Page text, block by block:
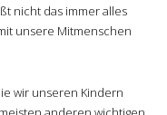
nicht das immer alles
unsere Mitmenschen
wir unseren Kindern